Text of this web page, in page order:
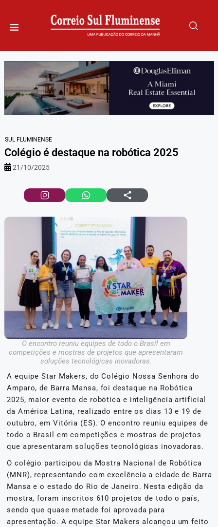
SUL FLUMINENSE
Colégio é destaque na robótica 2025
21/10/2025
O encontro reuniu equipes de todo o Brasil em
competições e mostras de projetos que apresentaram
soluções tecnológicas inovadoras.
A equipe Star Makers, do Colégio Nossa Senhora do
Amparo, de Barra Mansa, foi destaque na Robótica
2025, maior evento de robótica e inteligência artificial
da América Latina, realizado entre os dias 13 e 19 de
outubro, em Vitória (ES). O encontro reuniu equipes de
todo o Brasil em competições e mostras de projetos
que apresentaram soluções tecnológicas inovadoras.
O colégio participou da Mostra Nacional de Robótica
(MNR), representando com excelência a cidade de Barra
Mansa e o estado do Rio de Janeiro. Nesta edição da
mostra, foram inscritos 610 projetos de todo o país,
sendo que quase metade foi aprovada para
apresentação. A equipe Star Makers alcançou um feito